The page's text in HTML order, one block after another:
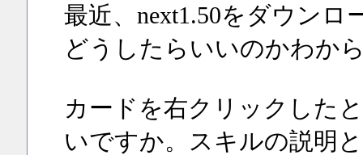
最近、next1.50をダウン
どうしたらいいのかわか
カードを右クリックした
いですか。スキルの説明